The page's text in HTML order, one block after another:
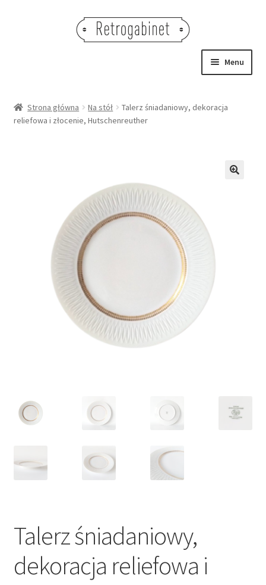
Menu
OBRAZY
OŚWIETLENIE
Strona główna Na stół
Talerz śniadaniowy, dekoracja
reliefowa i złocenie, Hutschenreuther
Talerz śniadaniowy,
dekoracja reliefowa i